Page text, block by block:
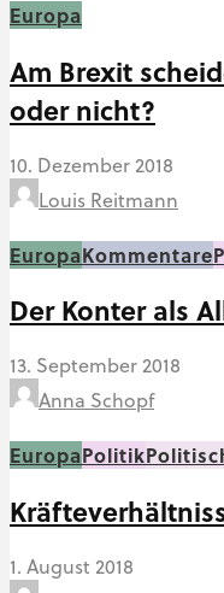
Europa
Am Brexit
oder nicht?
10. Dezember 2018
Louis Reitmann
EuropaKommentare
Der Konter als
13. September 2018
Anna Schopf
EuropaPolitik
1. August 2018